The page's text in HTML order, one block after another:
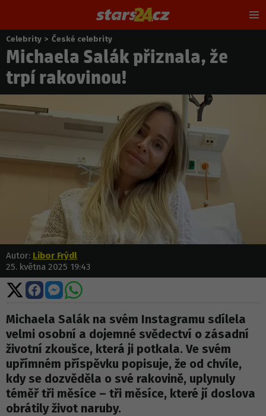
Nacházíte
se
zde:
Celebrity > České celebrity
Michaela Salák přiznala, že
trpí rakovinou!
Autor: Libor Frýdl
25. května 2025 19:43
Sdílet
na
X
Sdílet
na
Facebooku
Sdílet
na
Messengeru
Sdílet
WhatsApp
Michaela Salák na svém Instagramu sdílela
velmi osobní a dojemné svědectví o zásadní
životní zkoušce, která ji potkala. Ve svém
upřímném příspěvku popisuje, že od chvíle,
kdy se dozvěděla o své rakovině, uplynuly
téměř tři měsíce – tři měsíce, které jí doslova
obrátily život naruby.